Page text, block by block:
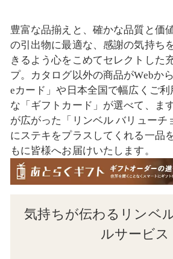
豊富な品揃えと、確かな品質と価
の引出物に最適な、感謝の気持ち
きるよう心をこめてセレクトした
プ。カタログ以外の商品がWebか
eカード」や日本全国で幅広くご利
な「ギフトカード」が選べて、ま
が広がった「リンベル バリューチ
にステキをプラスしてくれる一品
もに皆様へお届けいたします。
気持ちが伝わるリンベ
ルサービス